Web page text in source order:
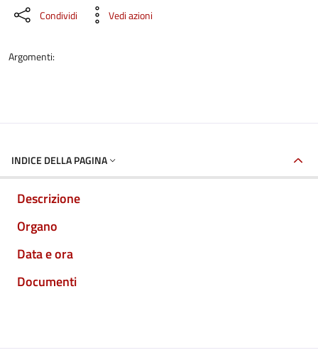
Condividi Vedi azioni
Argomenti:
INDICE DELLA PAGINA
Descrizione
Organo
Data e ora
Documenti